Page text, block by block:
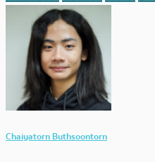
Chaiyatorn Buthsoontorn